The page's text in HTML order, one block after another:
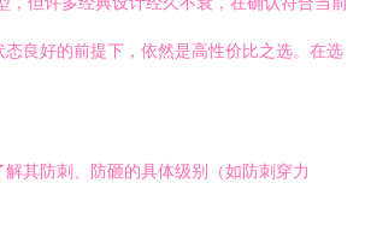
良好的前提下，依然是高性价比之选。在选
解其防刺、防砸的具体级别（如防刺穿力